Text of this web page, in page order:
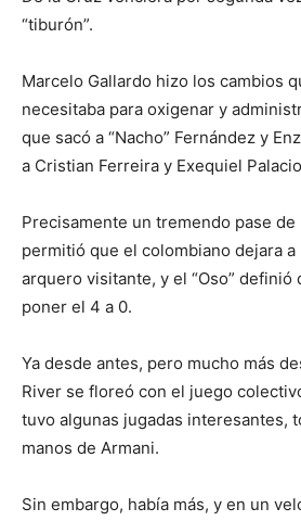
“tiburón”.
Marcelo Gallardo hizo los cambios
necesitaba para oxigenar y
que sacó a “Nacho” Fernández y
a Cristian Ferreira y Exequiel
Precisamente un tremendo pase de
permitió que el colombiano dejara
arquero visitante, y el “Oso” definió
poner el 4 a 0.
Ya desde antes, pero mucho más
River se floreó con el juego
tuvo algunas jugadas interesantes,
manos de Armani.
Sin embargo, había más, y en un